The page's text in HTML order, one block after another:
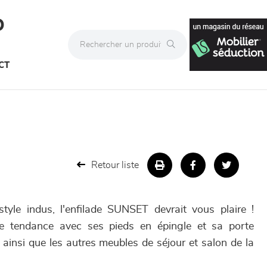
Retour liste
indus, l'enfilade SUNSET devrait vous plaire !
tendance avec ses pieds en épingle et sa porte
que les autres meubles de séjour et salon de la